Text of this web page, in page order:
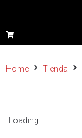
Home Tienda
Loading...